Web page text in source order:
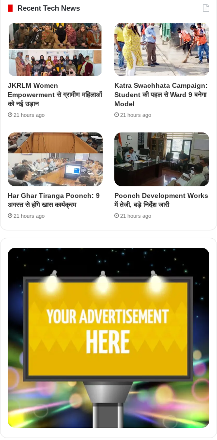
Recent Tech News
JKRLM Women
Empowerment से ग्रामीण महिलाओं
को नई उड़ान
21 hours ago
Katra Swachhata Campaign:
Student की पहल से Ward 9 बनेगा
Model
21 hours ago
Har Ghar Tiranga Poonch: 9
अगस्त से होंगे खास कार्यक्रम
21 hours ago
Poonch Development Works
में तेजी, बड़े निर्देश जारी
21 hours ago